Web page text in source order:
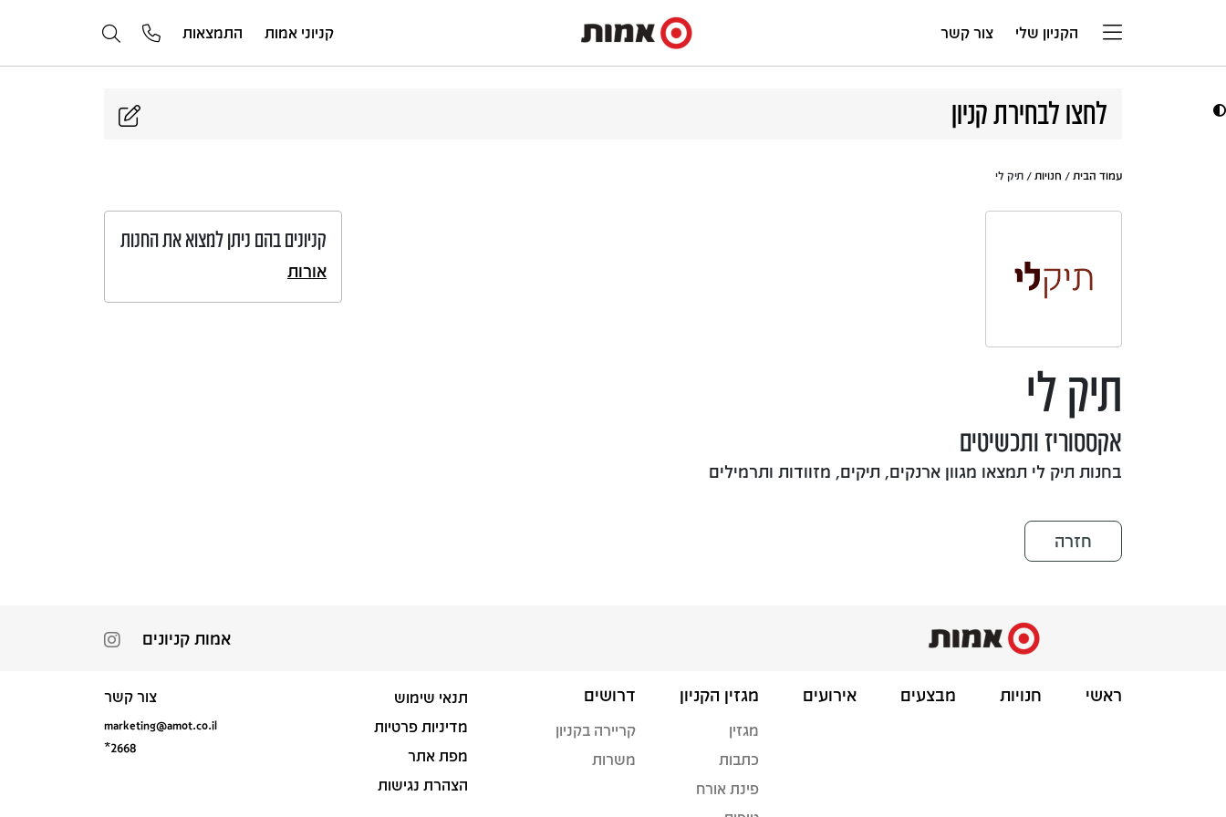
הקניון שלי צור קשר קניוני אמות התמצאות
לחצו לבחירת קניון
עמוד הבית / חנויות / תיק לי
תיק לי
אקססוריז ותכשיטים
בחנות תיק לי תמצאו מגוון ארנקים, תיקים, מזוודות ותרמילים
חזרה
קניונים בהם ניתן למצוא את החנות
אורות
אמות קניונים
ראשי חנויות מבצעים אירועים מגזין הקניון
מגזין
כתבות
פינת אורח
דרושים
קריירה בקניון
משרות
תנאי שימוש
מדיניות פרטיות
מפת אתר
הצהרת נגישות
צור קשר
marketing@amot.co.il
*2668